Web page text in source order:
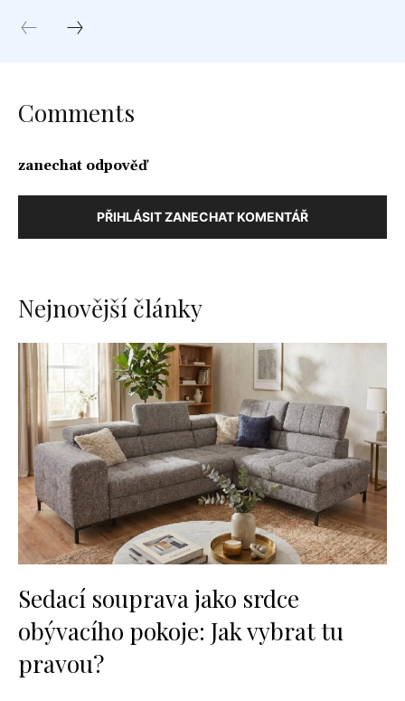
Comments
zanechat odpověď
PŘIHLÁSIT ZANECHAT KOMENTÁŘ
Nejnovější články
Sedací souprava jako srdce
obývacího pokoje: Jak vybrat tu
pravou?